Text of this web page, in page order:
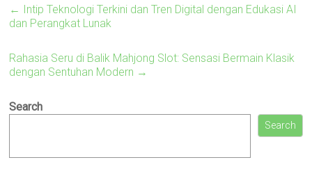
← Intip Teknologi Terkini dan Tren Digital dengan Edukasi AI
dan Perangkat Lunak
Rahasia Seru di Balik Mahjong Slot: Sensasi Bermain Klasik
dengan Sentuhan Modern →
Search
Search